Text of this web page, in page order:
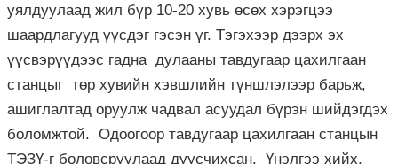
уялдуулаад жил бүр 10-20 хувь өсөх хэрэгцээ
шаардлагууд үүсдэг гэсэн үг. Тэгэхээр дээрх эх
үүсвэрүүдээс гадна дулааны тавдугаар цахилгаан
станцыг төр хувийн хэвшлийн түншлэлээр барьж,
ашиглалтад оруулж чадвал асуудал бүрэн шийдэгдэх
боломжтой. Одоогоор тавдугаар цахилгаан станцын
ТЭЗҮ-г боловсруулаад дуусчихсан. Үнэлгээ хийх,